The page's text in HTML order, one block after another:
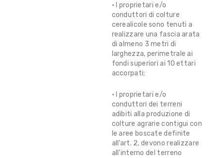
• I proprietari e/o
conduttori di colture
cerealicole sono tenuti a
realizzare una fascia arata
di almeno 3 metri di
larghezza, perimetrale ai
fondi superiori ai 10 ettari
accorpati;
• I proprietari e/o
conduttori dei terreni
adibiti alla produzione di
colture agrarie contigui con
le aree boscate definite
all’art. 2, devono realizzare
all’interno del terreno